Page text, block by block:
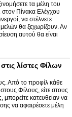
τα μέλη του
Πίνακα Ελέγχου
να στέλνετε
θα ξεχωρίζουν. Αν
αυτού θα είναι
λίστες Φίλων
Από το προφίλ κάθε
Φίλους, είτε στους
κατευθείαν να
να αφαιρέσετε μέλη